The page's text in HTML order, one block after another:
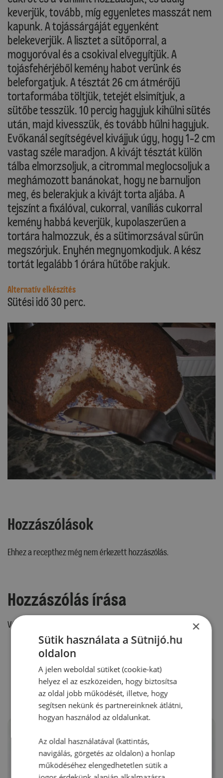
keverjük, tovább, míg egyenletes masszát nem
kapunk. A tojássárgáját egyenként
belekeverjük. A lisztet a sütőporral, a
mogyoróval és a csokival elvegyítjük. A
tojásfehérjéből kemény habot verünk és
beleforgatjuk. A tésztát 26 cm átmérőjű
tortaformába töltjük, tetejét elsimítjuk, a
sütőbe tesszük. 10 percig hagyjuk kihűlni sütés
után, majd kivesszük, és tovább hűlni hagyjuk.
Evőkanál segítségével kivájjuk úgy, hogy 1-2 cm
vastag széle maradjon. A kivájt tésztát külön
tálba elmorzsoljuk, a citrommal meglocsoljuk a
meghámozott banánokat, hogy ne barnuljon
meg, és belerakjuk a kivájt torta aljába. A
tejszínt a fixálóval, cukorral, vaníliás cukorral
kemény habbá keverjük, kupolaszerűen a
tortára halmozzuk, és a sütimorzsával sűrűn
megszórjuk. Enyhén megnyomkodjuk. A kész
tortát legalább 1 órára hűtőbe rakjuk.
Alternatív elkészítés
Sütési idő 30 perc.
Hozzászólások
Ehhez a recepthez még nem érkezett hozzászólás.
Hozzászólás írása
Vélemény írásához, kérjük,
RECEPTAJÁNLÓ
×
Sütik használata a Sütnijó.hu
oldalon
A jelen weboldal sütiket (cookie-kat)
helyez el az eszközeiden, hogy biztosítsa
az oldal jobb működését, illetve, hogy
segítsen nekünk és partnereinknek átlátni,
hogyan használod az oldalunkat.
Az oldal használatával (kattintás,
navigálás, görgetés az oldalon) a honlap
működéséhez elengedhetetlen sütik a